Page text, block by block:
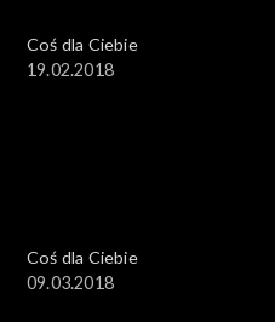
Coś dla Ciebie
19.02.2018
Coś dla Ciebie
09.03.2018